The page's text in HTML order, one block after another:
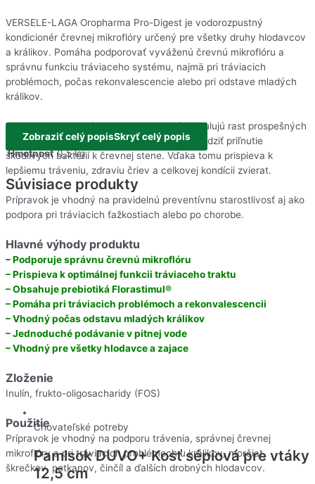
VERSELE-LAGA Oropharma Pro-Digest je vodorozpustný
kondicionér črevnej mikroflóry určený pre všetky druhy hlodavcov
a králikov. Pomáha podporovať vyváženú črevnú mikroflóru a
správnu funkciu tráviaceho systému, najmä pri tráviacich
problémoch, počas rekonvalescencie alebo pri odstave mladých
králikov.
Obsahuje prebiotiká Florastimul®, ktoré stimulujú rast prospešných
črevných baktérií a zároveň pomáhajú obmedziť priľnutie
škodlivých baktérií k črevnej stene. Vďaka tomu prispieva k
lepšiemu tráveniu, zdraviu čriev a celkovej kondícii zvierat.
Prípravok je vhodný na pravidelnú preventívnu starostlivosť aj ako
podpora pri tráviacich ťažkostiach alebo po chorobe.
Hlavné výhody produktu
– Podporuje správnu črevnú mikroflóru
– Prispieva k optimálnej funkcii tráviaceho traktu
– Obsahuje prebiotiká Florastimul®
– Pomáha pri tráviacich problémoch a rekonvalescencii
– Vhodný počas odstavu mladých králikov
– Jednoduché podávanie v pitnej vode
– Vhodný pre všetky hlodavce a zajace
Zloženie
Inulín, frukto-oligosacharidy (FOS)
Použitie
Prípravok je vhodný na podporu trávenia, správnej črevnej
mikroflóry a pri tráviacich problémoch u králikov, morčiat,
škrečkov, potkanov, činčíl a ďalších drobných hlodavcov.
Zobraziť celý popisSkryť celý popis
Hmotnosť 0,5 kg
Súvisiace produkty
Chovateľské potreby
Pamlsok DUVO+ Kosť sépiová pre vtáky
12,5 cm